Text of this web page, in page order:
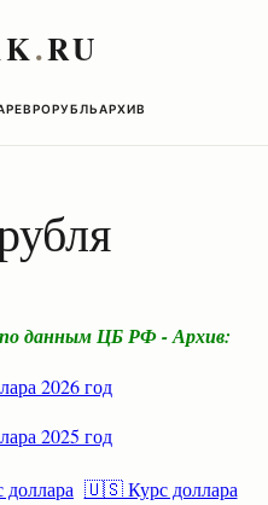
.RU
ЕВРОРУБЛЬАРХИВ
данным ЦБ РФ - Архив:
2026 год
2025 год
🇺🇸 Курс доллара